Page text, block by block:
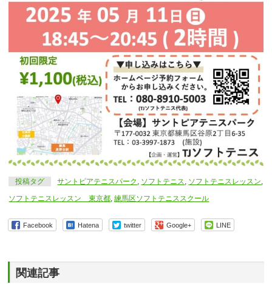
投稿タグ サントピアテニスパーク , ソフトテニス, ソフトテニスレッスン,
ソフトテニスレッスン 東京都,練馬区ソフトテニススクール
Facebook Hatena twitter Google+ LINE
関連記事